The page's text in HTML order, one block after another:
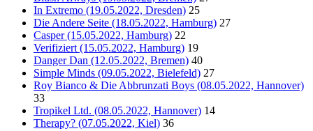
In Extremo (19.05.2022, Dresden) 25
Die Andere Seite (18.05.2022, Hamburg) 27
Casper (15.05.2022, Hamburg) 22
Verifiziert (15.05.2022, Hamburg) 19
Danger Dan (12.05.2022, Bremen) 40
Simple Minds (09.05.2022, Bielefeld) 27
Roy Bianco & Die Abbrunzati Boys (08.05.2022, Hannover)
33
Tropikel Ltd. (08.05.2022, Hannover) 14
Therapy? (07.05.2022, Kiel) 36